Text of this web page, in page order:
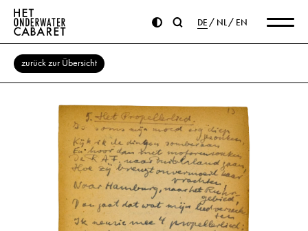
DE NL EN
zurück zur Übersicht